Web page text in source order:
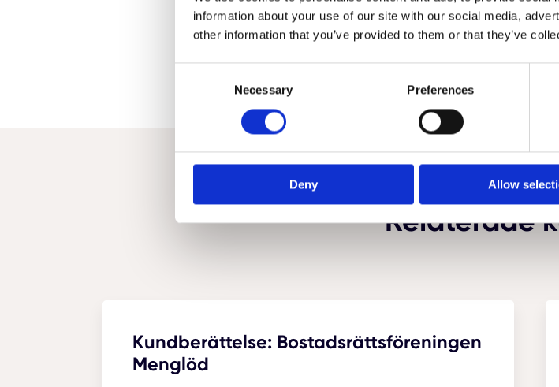
information about your use of our site with our social media,
other information that you’ve provided to them or that they’ve
Necessary Preferences
Deny Allow
Relaterade
Kundberättelse: Bostadsrättsföreningen
Menglöd